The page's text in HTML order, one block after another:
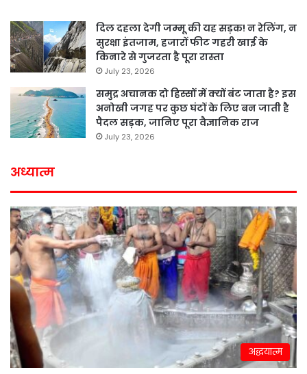
दिल दहला देगी जम्मू की यह सड़क! न रेलिंग, न
सुरक्षा इंतजाम, हजारों फीट गहरी खाई के
किनारे से गुजरता है पूरा रास्ता
July 23, 2026
समुद्र अचानक दो हिस्सों में क्यों बंट जाता है? इस
अनोखी जगह पर कुछ घंटों के लिए बन जाती है
पैदल सड़क, जानिए पूरा वैज्ञानिक राज
July 23, 2026
अध्यात्म
अद्धयात्म